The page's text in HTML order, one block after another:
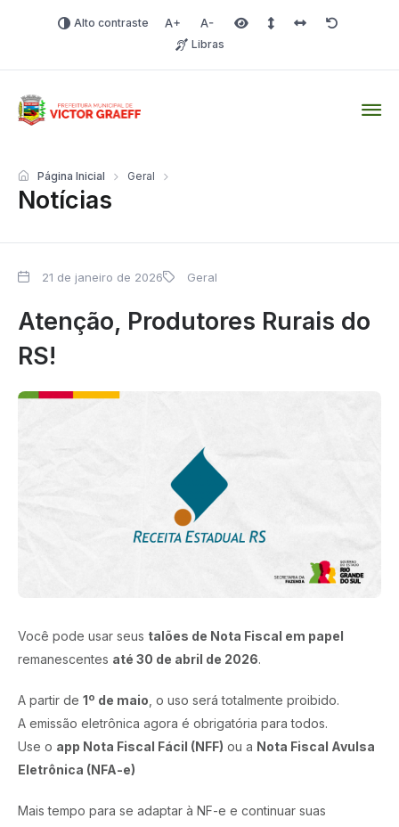
Alto contraste Aumentar fonte
Diminuir fonteÁrea selecionada
Espaçamento de linha
Espaço dos
Redefinir
Libras
Notícias
Página Inicial Geral
21 de janeiro de 2026 Geral
Atenção, Produtores Rurais do
RS!
Você pode usar seus talões de Nota Fiscal em papel
remanescentes até 30 de abril de 2026.
A partir de 1º de maio , o uso será totalmente proibido.
A emissão eletrônica agora é obrigatória para todos.
Use o app Nota Fiscal Fácil (NFF) ou a Nota Fiscal Avulsa
Eletrônica (NFA-e)
Mais tempo para se adaptar à NF-e e continuar suas